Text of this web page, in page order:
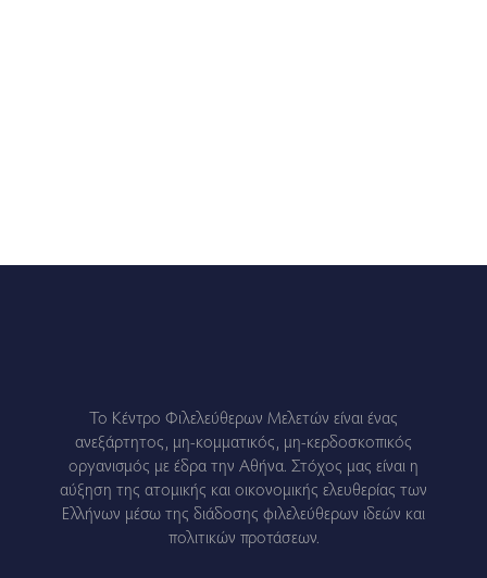
Το Κέντρο Φιλελεύθερων Μελετών είναι ένας
ανεξάρτητος, μη-κομματικός, μη-κερδοσκοπικός
οργανισμός με έδρα την Αθήνα. Στόχος μας είναι η
αύξηση της ατομικής και οικονομικής ελευθερίας των
Ελλήνων μέσω της διάδοσης φιλελεύθερων ιδεών και
πολιτικών προτάσεων.